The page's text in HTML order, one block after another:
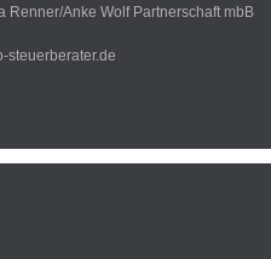
Renner/Anke Wolf Partnerschaft mbB
steuerberater.de